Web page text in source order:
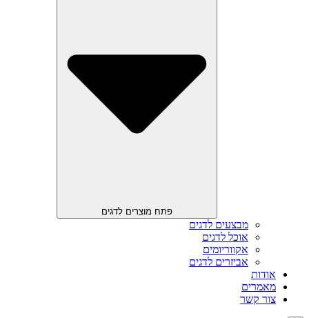
פתח מוצרים לדגים
מבצעים לדגים
אוכל לדגים
אקווריומים
אביזרים לדגים
אודות
מאמרים
צור קשר